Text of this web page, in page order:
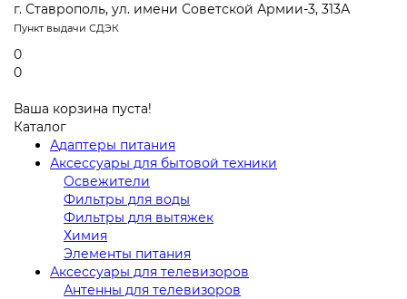
г. Ставрополь, ул. имени Советской Армии-3, 313А
Пункт выдачи СДЭК
0
0
Ваша корзина пуста!
Каталог
Адаптеры питания
Аксессуары для бытовой техники
Освежители
Фильтры для воды
Фильтры для вытяжек
Химия
Элементы питания
Аксессуары для телевизоров
Антенны для телевизоров